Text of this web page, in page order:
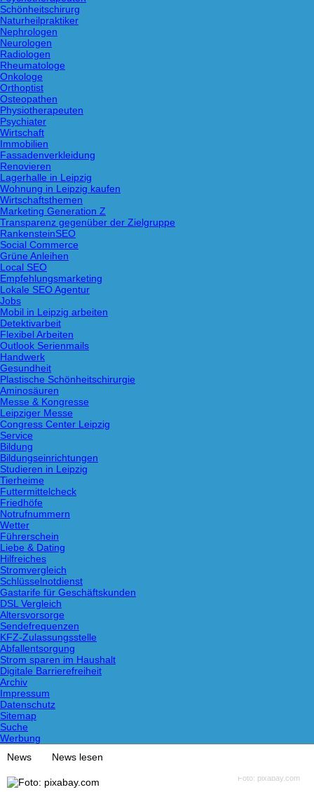
Schönheitschirurg
Naturheilpraktiker
Nephrologen
Neurologen
Radiologen
Rheumatologe
Onkologe
Orthoptist
Osteopathen
Physiotherapeuten
Psychiater
Wirtschaft
Immobilien
Fassadenverkleidung
Renovieren
Lagerhalle in Leipzig
Wohnung in Leipzig kaufen
Wirtschaftsthemen
Marketing Generation Z
Transparenz gegenüber der Zielgruppe
RankensteinSEO
Social Commerce
Grüne Anleihen
Local SEO
Empfehlungsmarketing
Lokale SEO Agentur
Jobs
Mobil in Leipzig arbeiten
Detektivarbeit
Flexibel Arbeiten
Outlook Serienmails
Handwerk
Gesundheit
Plastische Schönheitschirurgie
Aminosäuren
Messe & Kongresse
Leipziger Messe
Congress Center Leipzig
Service
Bildung
Bildungseinrichtungen
Studieren in Leipzig
Tierheime
Futtermittelcheck
Friedhöfe
Notrufnummern
Wetter
Führerschein
Liebe & Dating
Hilfreiches
Stromvergleich
Schlüsselnotdienst
Gastarife für Geschäftskunden
DSL Vergleich
Altersvorsorge
Sendefrequenzen
KFZ-Zulassungsstelle
Abfallentsorgung
Strom sparen im Haushalt
Digitale Barrierefreiheit
Archiv
Impressum
Datenschutz
Sitemap
Suche
Werbung
News
News lesen
Foto: pixabay.com